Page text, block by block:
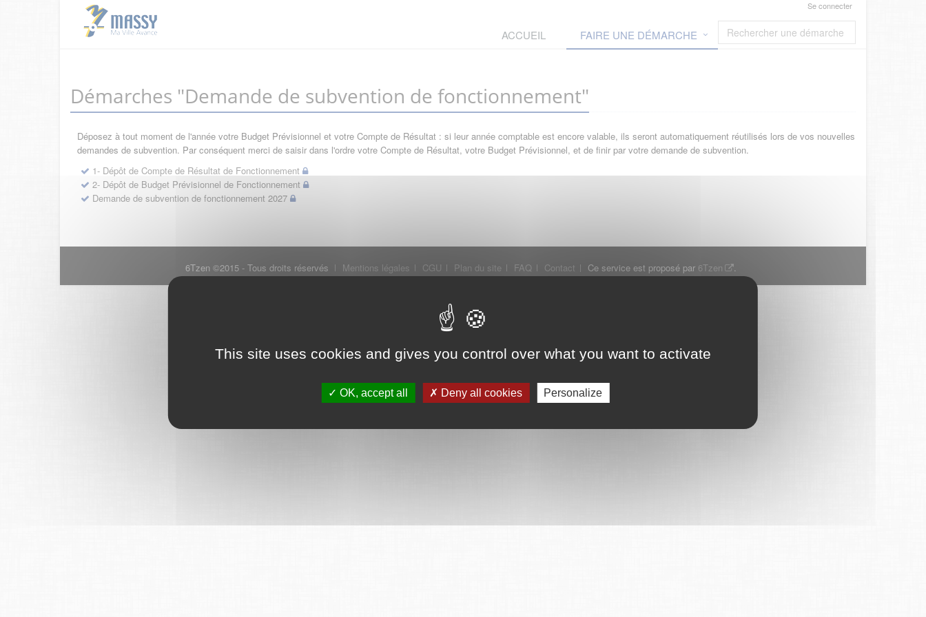
Se connecter
ACCUEIL FAIRE UNE DÉMARCHE
Démarches "Demande de subvention de fonctionnement"
Déposez à tout moment de l'année votre Budget Prévisionnel et votre Compte de Résultat : si leur année comptable est encore valable, ils seront automatiquement réutilisés lors de vos nouvelles
demandes de subvention. Par conséquent merci de saisir dans l'ordre votre Compte de Résultat, votre Budget Prévisionnel, et de finir par votre demande de subvention.
1- Dépôt de Compte de Résultat de Fonctionnement
2- Dépôt de Budget Prévisionnel de Fonctionnement
Demande de subvention de fonctionnement 2027
6Tzen ©2015 - Tous droits réservés Mentions légales CGU Plan du site FAQ Contact Ce service est proposé par 6Tzen .
This site uses cookies and gives you control over what you want to activate
OK, accept all Deny all cookies Personalize